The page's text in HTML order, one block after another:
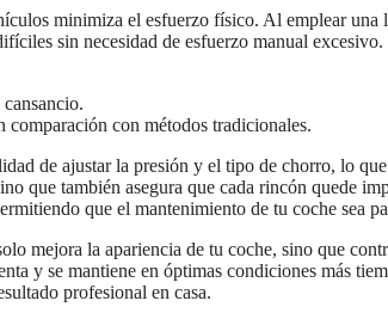
minimiza el esfuerzo físico. Al emplear una
sin necesidad de esfuerzo manual
comparación con métodos tradicionales.
de ajustar la presión y el tipo de chorro, lo
que también asegura que cada rincón quede
que el mantenimiento de tu coche sea
mejora la apariencia de tu coche, sino que
y se mantiene en óptimas condiciones más
profesional en casa.